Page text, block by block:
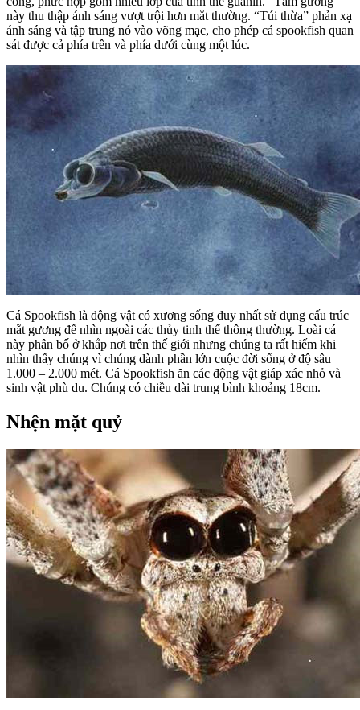
này thu thập ánh sáng vượt trội hơn mắt thường. “Túi thừa” phản xạ
ánh sáng và tập trung nó vào võng mạc, cho phép cá spookfish quan
sát được cả phía trên và phía dưới cùng một lúc.
Cá Spookfish là động vật có xương sống duy nhất sử dụng cấu trúc
mắt gương để nhìn ngoài các thủy tinh thể thông thường. Loài cá
này phân bố ở khắp nơi trên thế giới nhưng chúng ta rất hiếm khi
nhìn thấy chúng vì chúng dành phần lớn cuộc đời sống ở độ sâu
1.000 – 2.000 mét. Cá Spookfish ăn các động vật giáp xác nhỏ và
sinh vật phù du. Chúng có chiều dài trung bình khoảng 18cm.
Nhện mặt quỷ